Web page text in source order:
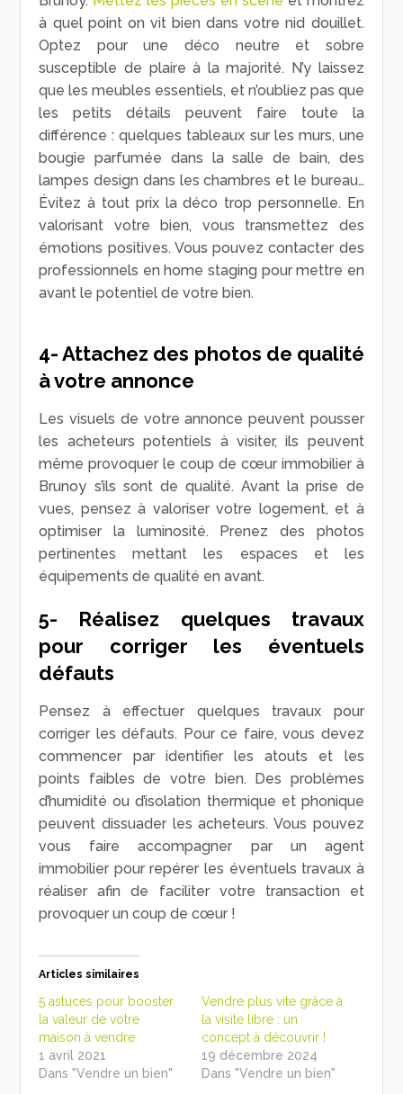
à quel point on vit bien dans votre nid douillet.
Optez pour une déco neutre et sobre
susceptible de plaire à la majorité. N’y laissez
que les meubles essentiels, et n’oubliez pas que
les petits détails peuvent faire toute la
différence : quelques tableaux sur les murs, une
bougie parfumée dans la salle de bain, des
lampes design dans les chambres et le bureau…
Évitez à tout prix la déco trop personnelle. En
valorisant votre bien, vous transmettez des
émotions positives. Vous pouvez contacter des
professionnels en home staging pour mettre en
avant le potentiel de votre bien.
4- Attachez des photos de qualité
à votre annonce
Les visuels de votre annonce peuvent pousser
les acheteurs potentiels à visiter, ils peuvent
même provoquer le coup de cœur immobilier à
Brunoy s’ils sont de qualité. Avant la prise de
vues, pensez à valoriser votre logement, et à
optimiser la luminosité. Prenez des photos
pertinentes mettant les espaces et les
équipements de qualité en avant.
5- Réalisez quelques travaux
pour corriger les éventuels
défauts
Pensez à effectuer quelques travaux pour
corriger les défauts. Pour ce faire, vous devez
commencer par identifier les atouts et les
points faibles de votre bien. Des problèmes
d’humidité ou d’isolation thermique et phonique
peuvent dissuader les acheteurs. Vous pouvez
vous faire accompagner par un agent
immobilier pour repérer les éventuels travaux à
réaliser afin de faciliter votre transaction et
provoquer un coup de cœur !
Articles similaires
5 astuces pour booster
la valeur de votre
maison à vendre
1 avril 2021
Dans "Vendre un bien"
Vendre plus vite grâce à
la visite libre : un
concept à découvrir !
19 décembre 2024
Dans "Vendre un bien"